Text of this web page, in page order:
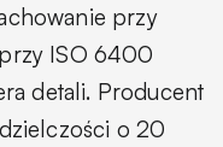
przy
ISO 6400
detali. Producent
o 20